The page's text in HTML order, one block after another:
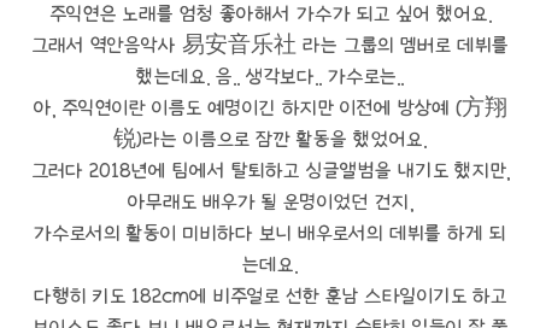
주익연은 노래를 엄청 좋아해서 가수가 되고 싶어 했어요.
그래서 역안음악사 易安音乐社 라는 그룹의 멤버로 데뷔를
했는데요. 음.. 생각보다.. 가수로는..
아, 주익연이란 이름도 예명이긴 하지만 이전에 방상예 (方翔
锐)라는 이름으로 잠깐 활동을 했었어요.
그러다 2018년에 팀에서 탈퇴하고 싱글앨범을 내기도 했지만,
아무래도 배우가 될 운명이었던 건지,
가수로서의 활동이 미비하다 보니 배우로서의 데뷔를 하게 되
는데요.
다행히 키도 182cm에 비주얼로 선한 훈남 스타일이기도 하고